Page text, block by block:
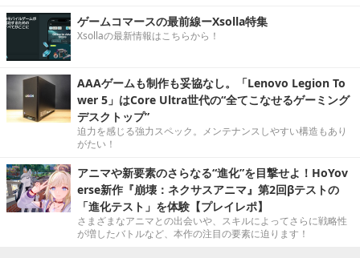
ゲームコマースの最前線ーXsolla特集
Xsollaの最新情報はこちらから！
AAAゲームも制作も妥協なし。「Lenovo Legion To
wer 5」はCore Ultra世代の“全てこなせるゲーミング
デスクトップ”
迫力を感じる強力スペック。メンテナンスしやすい構造もあり
がたい！
アニマや新要素のさらなる“進化”を目撃せよ！HoYov
erse新作『崩壊：ネクサスアニマ』第2回βテストの
「進化テスト」を体験【プレイレポ】
さまざまなアニマとの出会いや、スキルによってさらに戦略性
が増したバトルなど、本作の注目の要素に迫ります！